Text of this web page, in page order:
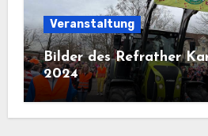
Veranstaltung
Bilder des Refrather
2024